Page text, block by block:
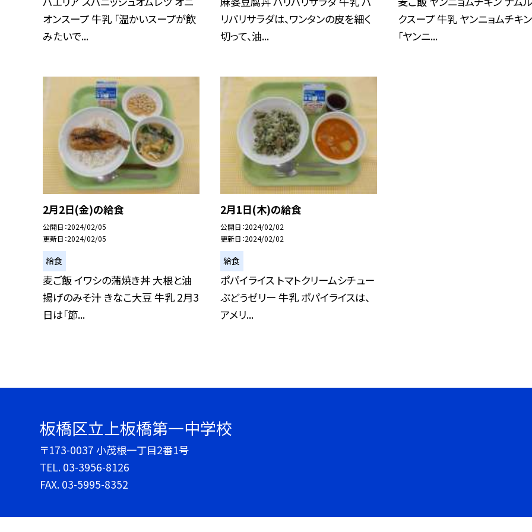
オンスープ 牛乳 「温かいスープが飲
みたいで...
リパリサラダは、ワンタンの皮を細く
切って、油...
クスープ 牛乳 ヤンニョムチキ
「ヤンニ...
2月2日(金)の給食
公開日 2024/02/05
更新日 2024/02/05
給食
麦ご飯 イワシの蒲焼き丼 大根と油
揚げのみそ汁 きなこ大豆 牛乳 2月3
日は「節...
2月1日(木)の給食
公開日 2024/02/02
更新日 2024/02/02
給食
ポパイライス トマトクリームシチュー
ぶどうゼリー 牛乳 ポパイライスは、
アメリ...
板橋区立上板橋第一中学校
〒173-0037 小茂根一丁目2番1号
TEL. 03-3956-8126
FAX. 03-5995-8352